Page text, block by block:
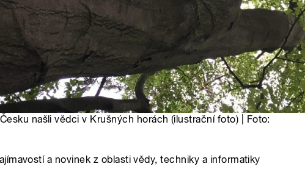
našli vědci v Krušných horách (ilustrační foto) | Foto:
a novinek z oblasti vědy, techniky a informatiky